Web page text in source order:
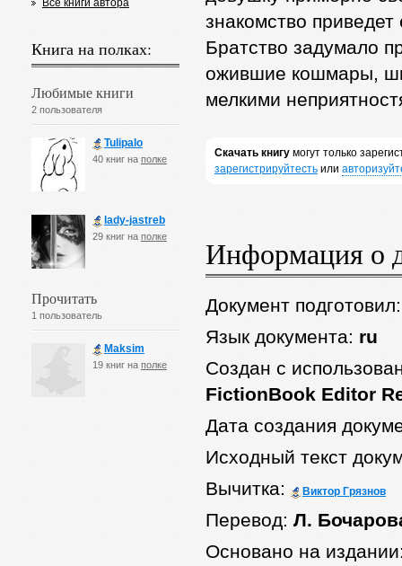
Все книги автора
Книга на полках:
Любимые книги
2 пользователя
Tulipalo
40 книг на полке
lady-jastreb
29 книг на полке
Прочитать
1 пользователь
Maksim
19 книг на полке
знакомство
Братство задумало
ожившие кошмары,
мелкими
Скачать книгумогут только
зарегистрируйтестьили
Информация о
Документ
Язык документа: ru
Создан с
FictionBook Editor
Дата создания
Исходный текст
Вычитка:
Виктор Грязнов
Перевод: Л.
Основано на